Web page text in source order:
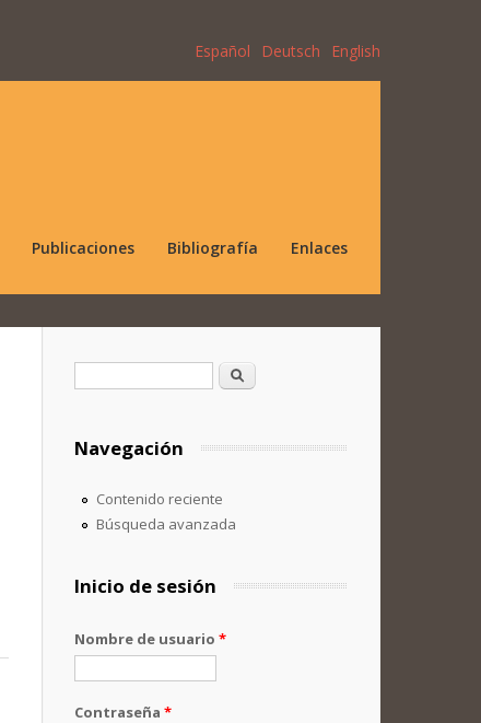
Español Deutsch English
Publicaciones Bibliografía Enlaces
Formulario de búsqueda
Buscar
Navegación
Contenido reciente
Búsqueda avanzada
Inicio de sesión
Nombre de usuario *
Contraseña *